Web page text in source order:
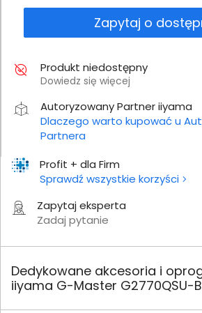
Profit + dla Firm
Sprawdź wszystkie korzyści
Zapytaj eksperta
Zadaj pytanie
Zapytaj o
Produkt niedostępny
Dowiedz się więcej
Autoryzowany Partner iiyama
Dlaczego warto kupować u
Partnera
Dedykowane akcesoria i
iiyama G-Master G2770QSU-